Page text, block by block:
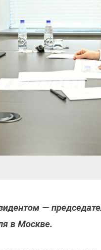
—
в Москве.